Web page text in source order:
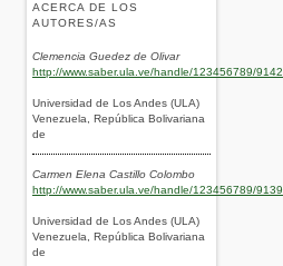
ACERCA DE LOS
AUTORES/AS
Clemencia Guedez de Olivar
http://www.saber.ula.ve/handle/123456789/9142
Universidad de Los Andes (ULA)
Venezuela, República Bolivariana
de
Carmen Elena Castillo Colombo
http://www.saber.ula.ve/handle/123456789/9139
Universidad de Los Andes (ULA)
Venezuela, República Bolivariana
de